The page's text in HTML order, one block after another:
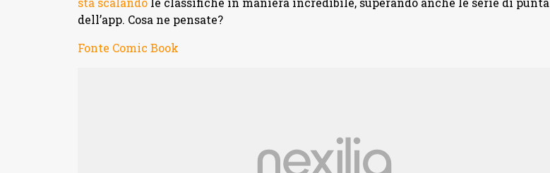
dell’app. Cosa ne pensate?
Fonte Comic Book